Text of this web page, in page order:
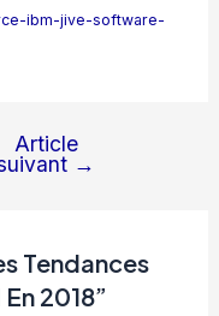
ibm-jive-software-
Article
→
Tendances
2018”